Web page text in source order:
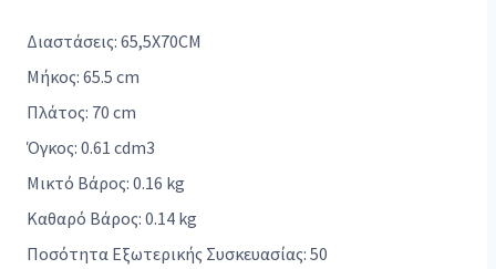
Διαστάσεις: 65,5X70CM
Μήκος: 65.5 cm
Πλάτος: 70 cm
Όγκος: 0.61 cdm3
Μικτό Βάρος: 0.16 kg
Καθαρό Βάρος: 0.14 kg
Ποσότητα Εξωτερικής Συσκευασίας: 50